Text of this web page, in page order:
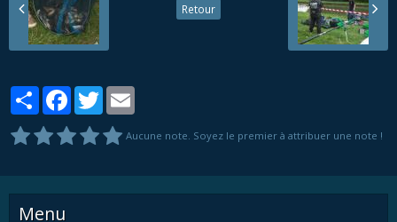
Retour
PartagerFacebook
Twitter
Aucune note. Soyez le premier à attribuer une note !
Menu